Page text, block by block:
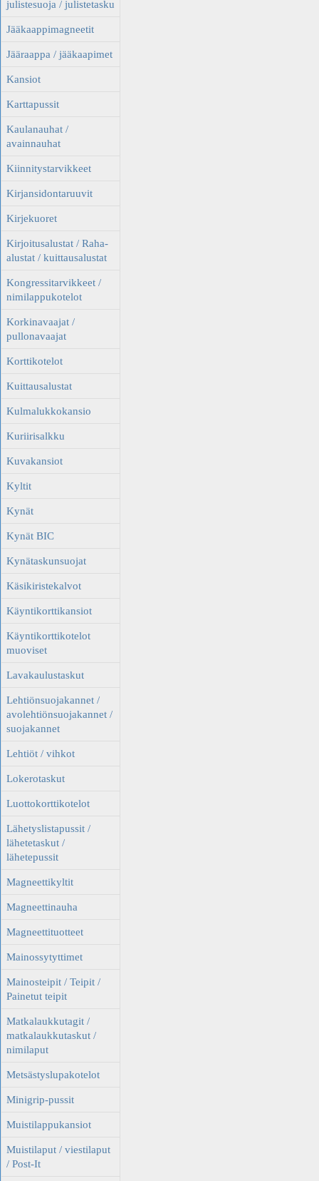
julistesuoja / julistetasku
Jääkaappimagneetit
Jääraappa / jääkaapimet
Kansiot
Karttapussit
Kaulanauhat /
avainnauhat
Kiinnitystarvikkeet
Kirjansidontaruuvit
Kirjekuoret
Kirjoitusalustat / Raha-
alustat / kuittausalustat
Kongressitarvikkeet /
nimilappukotelot
Korkinavaajat /
pullonavaajat
Korttikotelot
Kuittausalustat
Kulmalukkokansio
Kuriirisalkku
Kuvakansiot
Kyltit
Kynät
Kynät BIC
Kynätaskunsuojat
Käsikiristekalvot
Käyntikorttikansiot
Käyntikorttikotelot
muoviset
Lavakaulustaskut
Lehtiönsuojakannet /
avolehtiönsuojakannet /
suojakannet
Lehtiöt / vihkot
Lokerotaskut
Luottokorttikotelot
Lähetyslistapussit /
lähetetaskut /
lähetepussit
Magneettikyltit
Magneettinauha
Magneettituotteet
Mainossytyttimet
Mainosteipit / Teipit /
Painetut teipit
Matkalaukkutagit /
matkalaukkutaskut /
nimilaput
Metsästyslupakotelot
Minigrip-pussit
Muistilappukansiot
Muistilaput / viestilaput
/ Post-It